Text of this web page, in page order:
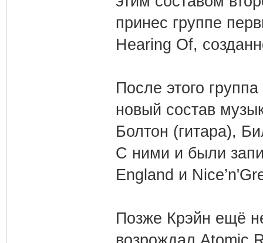
принес группе
Hearing Of,
После этого
новый состав
Болтон (гитара),
С ними и были
England и
Позже Крэйн ещё